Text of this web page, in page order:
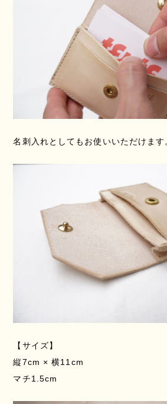
名刺入れとしてもお使いいただけます
【サイズ】
縦7cm × 横11cm
マチ1.5cm